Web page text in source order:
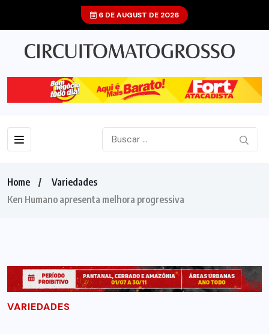
6 DE AUGUST DE 2026
Home
Variedades
Ken Humano apresenta melhora progressiva
VARIEDADES